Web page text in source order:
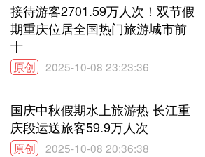
接待游客2701.59万人次！双节假
期重庆位居全国热门旅游城市前
十
原创 2025-10-08 23:23:36
国庆中秋假期水上旅游热 长江重
庆段运送旅客59.9万人次
原创 2025-10-08 20:36:38